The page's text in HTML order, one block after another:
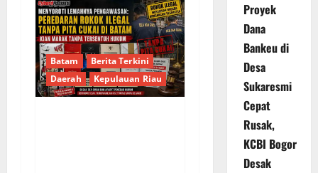
Batam
Berita Terkini
Daerah
Kepulauan Riau
Proyek
Dana
Bankeu di
Desa
Sukaresmi
Cepat
Rusak,
KCBI Bogor
Desak